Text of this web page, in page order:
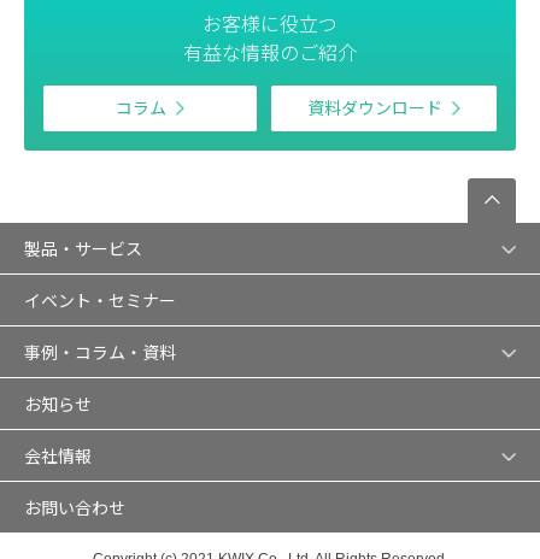
お客様に役立つ
有益な情報のご紹介
コラム 資料ダウンロード
製品・サービス
イベント・セミナー
事例・コラム・資料
お知らせ
会社情報
お問い合わせ